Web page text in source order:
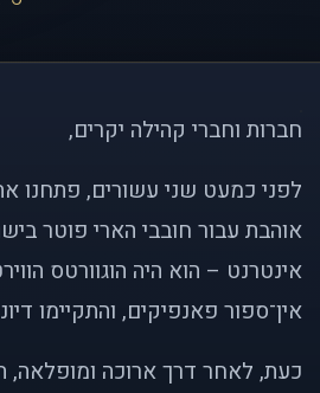
חברות וחברי קהילה יקרים,
אוהבת עבור חובבי הארי פוטר
אינטרנט – הוא היה הוגוורטס
אין־ספור פאנפיקים, והתקיימו
כעת, לאחר דרך ארוכה ומופלאה,